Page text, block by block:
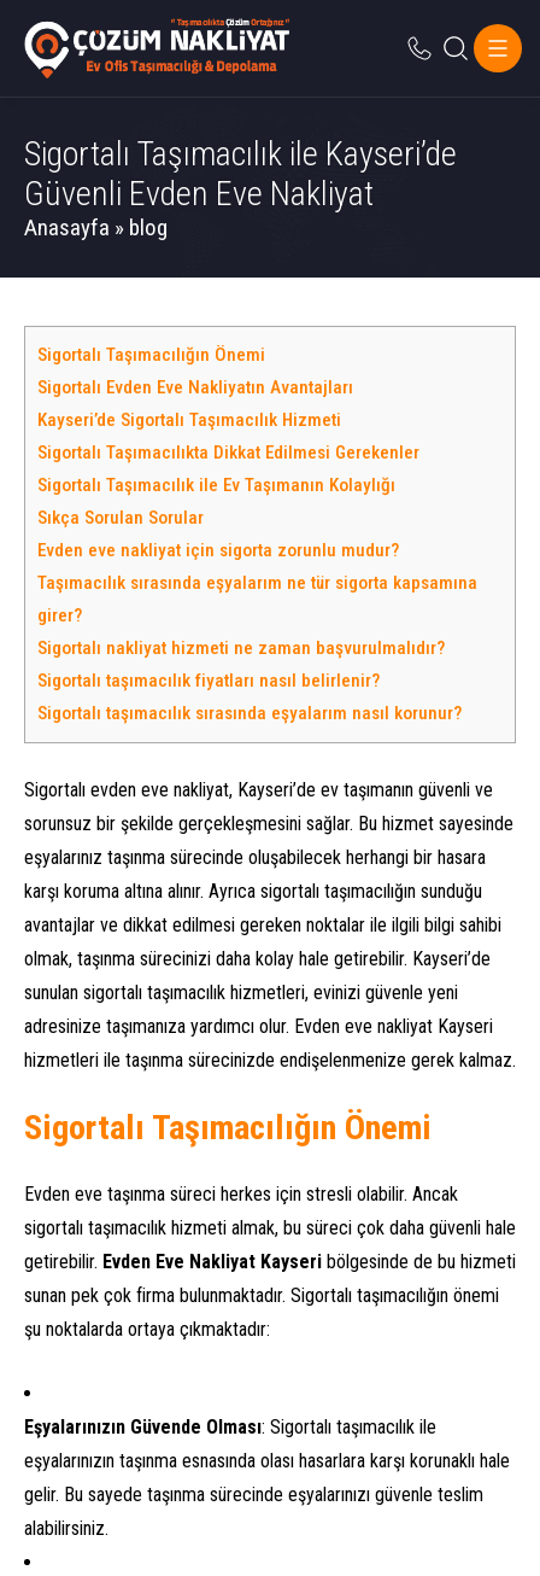
Sigortalı Taşımacılık ile Kayseri’de
Güvenli Evden Eve Nakliyat
Anasayfa » blog
Sigortalı Taşımacılığın Önemi
Sigortalı Evden Eve Nakliyatın Avantajları
Kayseri’de Sigortalı Taşımacılık Hizmeti
Sigortalı Taşımacılıkta Dikkat Edilmesi Gerekenler
Sigortalı Taşımacılık ile Ev Taşımanın Kolaylığı
Sıkça Sorulan Sorular
Evden eve nakliyat için sigorta zorunlu mudur?
Taşımacılık sırasında eşyalarım ne tür sigorta kapsamına
girer?
Sigortalı nakliyat hizmeti ne zaman başvurulmalıdır?
Sigortalı taşımacılık fiyatları nasıl belirlenir?
Sigortalı taşımacılık sırasında eşyalarım nasıl korunur?
Sigortalı evden eve nakliyat, Kayseri’de ev taşımanın güvenli ve
sorunsuz bir şekilde gerçekleşmesini sağlar. Bu hizmet sayesinde
eşyalarınız taşınma sürecinde oluşabilecek herhangi bir hasara
karşı koruma altına alınır. Ayrıca sigortalı taşımacılığın sunduğu
avantajlar ve dikkat edilmesi gereken noktalar ile ilgili bilgi sahibi
olmak, taşınma sürecinizi daha kolay hale getirebilir. Kayseri’de
sunulan sigortalı taşımacılık hizmetleri, evinizi güvenle yeni
adresinize taşımanıza yardımcı olur. Evden eve nakliyat Kayseri
hizmetleri ile taşınma sürecinizde endişelenmenize gerek kalmaz.
Sigortalı Taşımacılığın Önemi
Evden eve taşınma süreci herkes için stresli olabilir. Ancak
sigortalı taşımacılık hizmeti almak, bu süreci çok daha güvenli hale
getirebilir. Evden Eve Nakliyat Kayseri bölgesinde de bu hizmeti
sunan pek çok firma bulunmaktadır. Sigortalı taşımacılığın önemi
şu noktalarda ortaya çıkmaktadır:
Eşyalarınızın Güvende Olması: Sigortalı taşımacılık ile
eşyalarınızın taşınma esnasında olası hasarlara karşı korunaklı hale
gelir. Bu sayede taşınma sürecinde eşyalarınızı güvenle teslim
alabilirsiniz.